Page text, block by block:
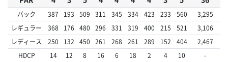
バック 387 193 509 311 345 334 423 233 560
3,295
レギュラー
368 176 480 296 331 319 400 215 521
3,106
レディース
250 132 450 261 268 261 289 152 404
2,467
HDCP
14 12 8 16 6 18 2 4 10 -